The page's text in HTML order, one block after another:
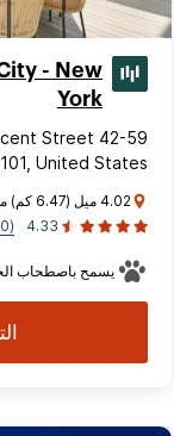
- New
York
42-59 Crescent Street
United States
4.02 ميل (6.47 كم) من لاجارديا (LGA)
4.33
(90 reviews)
يسمح باصطحاب